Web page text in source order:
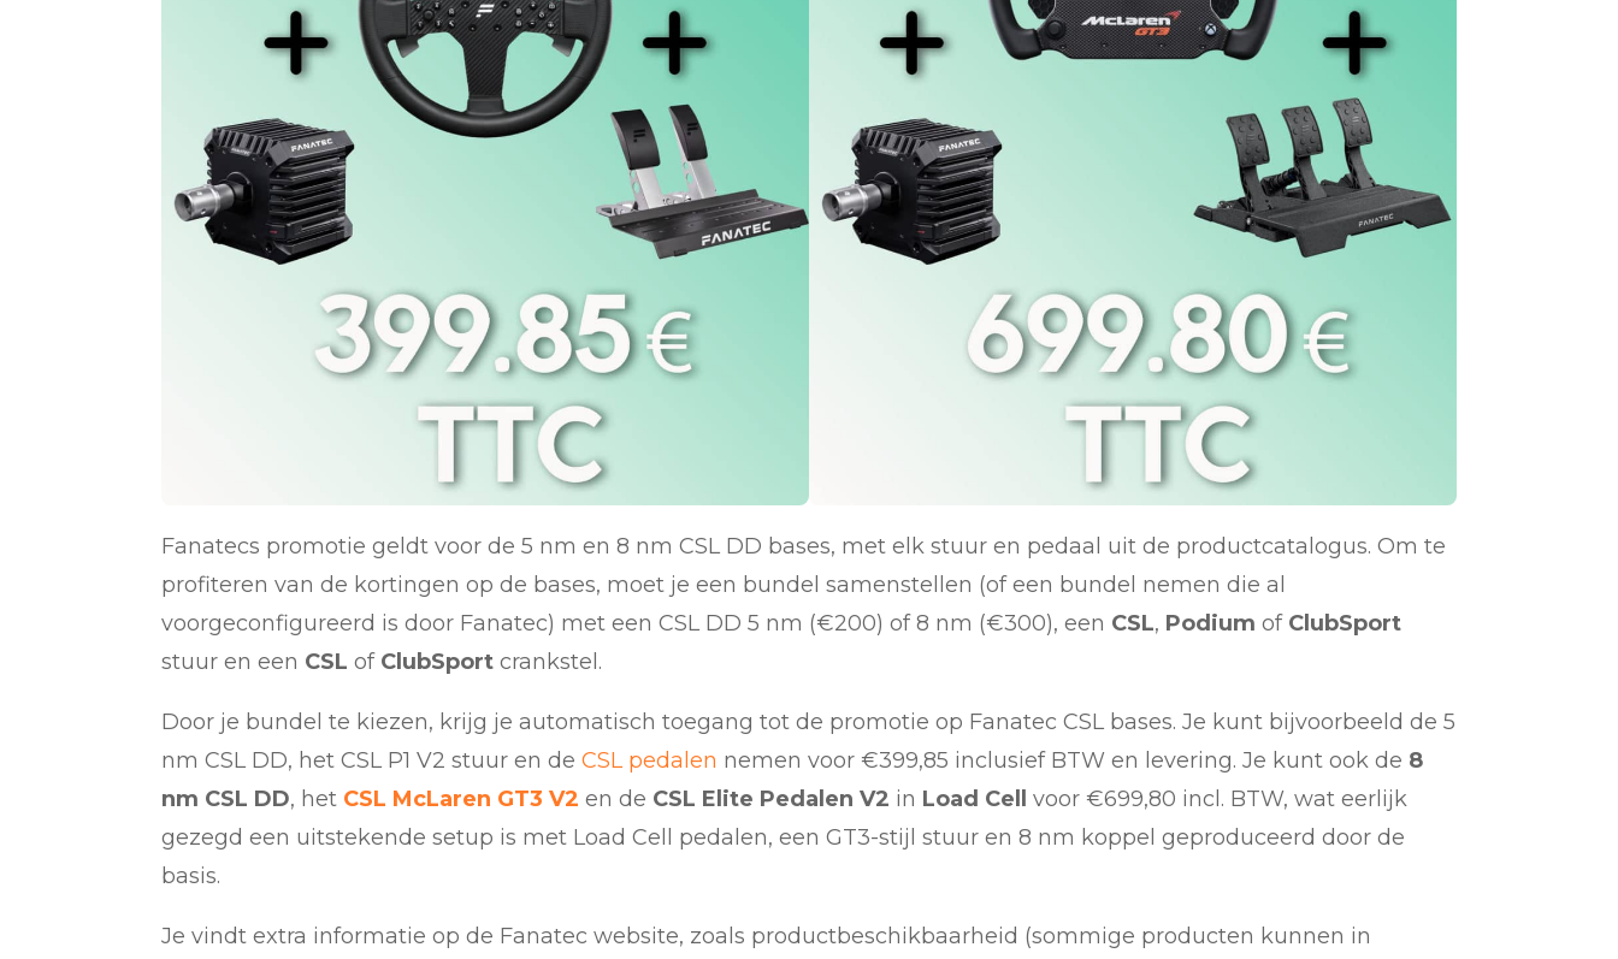
Fanatecs promotie geldt voor de 5 nm en 8 nm CSL DD bases, met elk stuur en pedaal uit de productcatalogus. Om te
profiteren van de kortingen op de bases, moet je een bundel samenstellen (of een bundel nemen die al
voorgeconfigureerd is door Fanatec) met een CSL DD 5 nm (€200) of 8 nm (€300), een CSL, Podium of ClubSport
stuur en een CSL of ClubSport crankstel.
Door je bundel te kiezen, krijg je automatisch toegang tot de promotie op Fanatec CSL bases. Je kunt bijvoorbeeld de 5
nm CSL DD, het CSL P1 V2 stuur en deCSL pedalen nemen voor €399,85 inclusief BTW en levering. Je kunt ook de 8
nm CSL DD, het CSL McLaren GT3 V2 en de CSL Elite Pedalen V2 in Load Cell voor €699,80 incl. BTW, wat eerlijk
gezegd een uitstekende setup is met Load Cell pedalen, een GT3-stijl stuur en 8 nm koppel geproduceerd door de
basis.
Je vindt extra informatie op de Fanatec website, zoals productbeschikbaarheid (sommige producten kunnen in